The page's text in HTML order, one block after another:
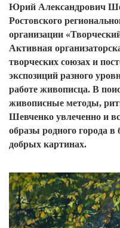
Юрий Александрович
Ростовского
организации
Активная
творческих союзах и
экспозиций разного
работе живописца. В
живописные методы,
Шевченко увлеченно и
образы родного города
добрых картинах.